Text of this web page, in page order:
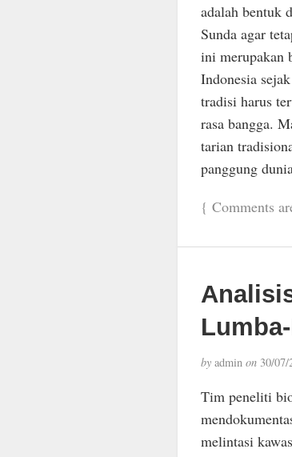
adalah bentuk
Sunda agar
ini merupakan
Indonesia
tradisi harus
rasa bangga.
tarian
panggung
{ Comments
byadmin on30/07/
Tim peneliti
melintasi